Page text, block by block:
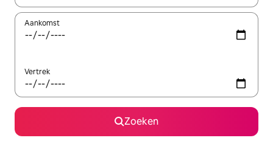
Aankomst
Vertrek
Zoeken